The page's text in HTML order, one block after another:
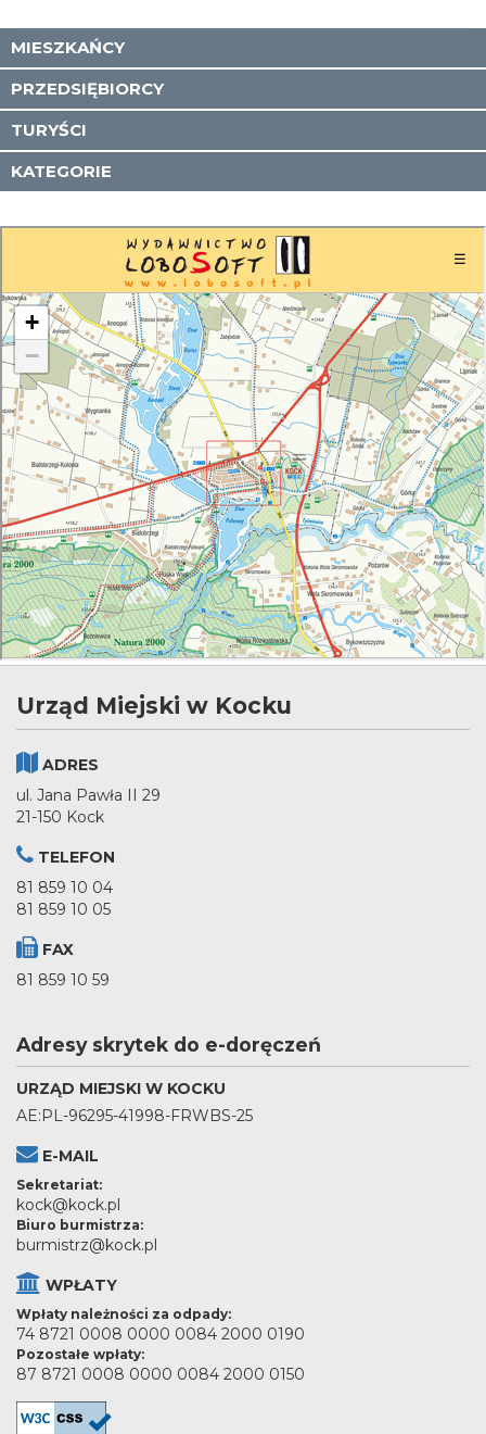
MIESZKAŃCY
PRZEDSIĘBIORCY
TURYŚCI
KATEGORIE
Urząd Miejski w Kocku
ADRES
ul. Jana Pawła II 29
21-150 Kock
TELEFON
81 859 10 04
81 859 10 05
FAX
81 859 10 59
Adresy skrytek do e-doręczeń
URZĄD MIEJSKI W KOCKU
AE:PL-96295-41998-FRWBS-25
E-MAIL
Sekretariat:
kock@kock.pl
Biuro burmistrza:
burmistrz@kock.pl
WPŁATY
Wpłaty należności za odpady:
74 8721 0008 0000 0084 2000 0190
Pozostałe wpłaty:
87 8721 0008 0000 0084 2000 0150